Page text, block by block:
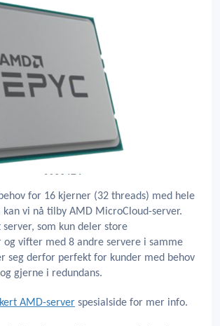
for 16 kjerner (32 threads) med hele
kan vi nå tilby AMD MicroCloud-server.
som kun deler store
og vifter med 8 andre servere i samme
seg derfor perfekt for kunder med behov
gjerne i redundans.
AMD-server spesialside for mer info.